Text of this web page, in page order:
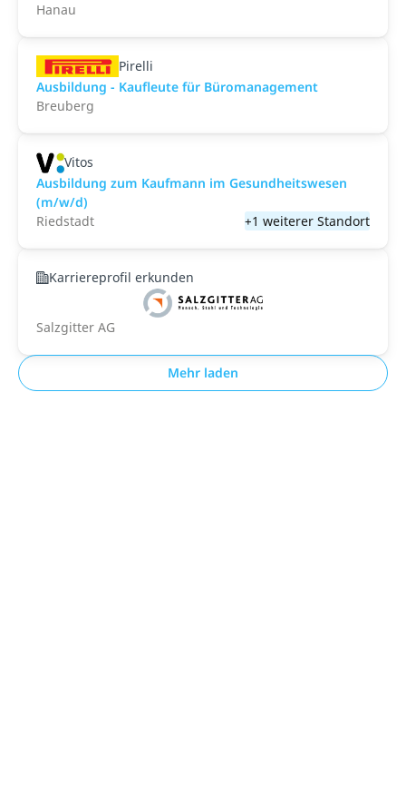
Hanau
Pirelli
Ausbildung - Kaufleute für Büromanagement
Breuberg
Vitos
Ausbildung zum Kaufmann im Gesundheitswesen
(m/w/d)
Riedstadt
+1 weiterer Standort
Karriereprofil erkunden
Salzgitter AG
Mehr laden